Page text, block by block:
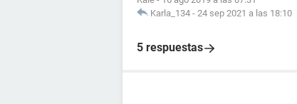
Karla_134 - 24 sep 2021 a las 18:10
5 respuestas